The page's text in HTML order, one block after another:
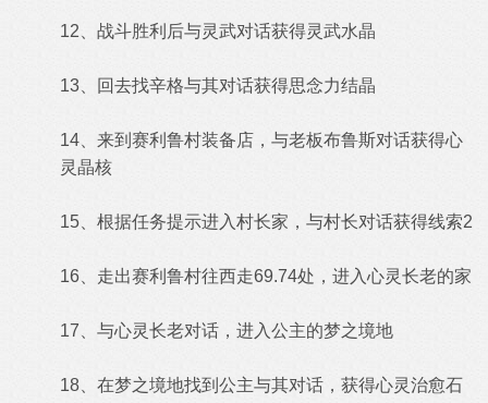
12、战斗胜利后与灵武对话获得灵武水晶
13、回去找辛格与其对话获得思念力结晶
14、来到赛利鲁村装备店，与老板布鲁斯对话获得心
灵晶核
15、根据任务提示进入村长家，与村长对话获得线索2
16、走出赛利鲁村往西走69.74处，进入心灵长老的家
17、与心灵长老对话，进入公主的梦之境地
18、在梦之境地找到公主与其对话，获得心灵治愈石